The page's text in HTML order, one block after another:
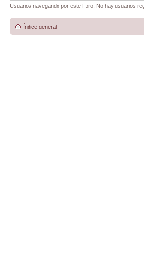
Usuarios navegando por este Foro: No hay usuarios
Índice general